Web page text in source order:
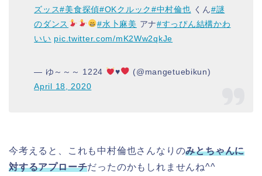
ズッス#美食探偵#OKクルック#中村倫也 くん#謎
のダンス
#水卜麻美 アナ#すっぴん結構かわ
いい pic.twitter.com/mK2Ww2qkJe
— ゆ～～～ 1224 ♥️
(@mangetuebikun)
April 18, 2020
今考えると、これも中村倫也さんなりのみとちゃんに
対するアプローチだったのかもしれませんね^^